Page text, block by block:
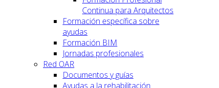
Continua para Arquitectos
Formación específica sobre
ayudas
Formación BIM
Jornadas profesionales
Red OAR
Documentos y guías
Ayudas a la rehabilitación